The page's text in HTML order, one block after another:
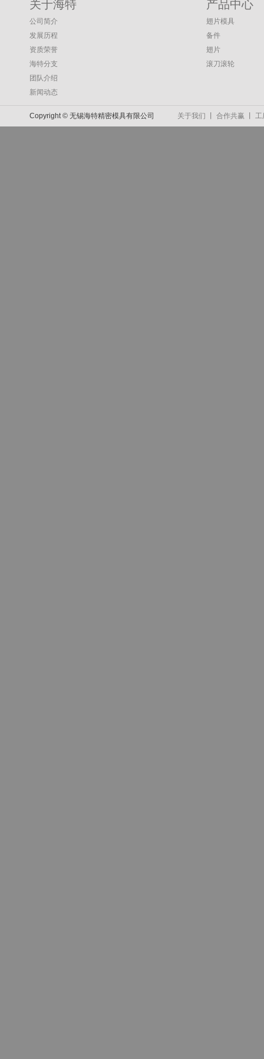
关于海特
公司简介
发展历程
资质荣誉
海特分支
团队介绍
新闻动态
产品中心
翅片模具
备件
翅片
滚刀滚轮
Copyright © 无锡海特精密模具有限公司 关于我们 合作共赢 工